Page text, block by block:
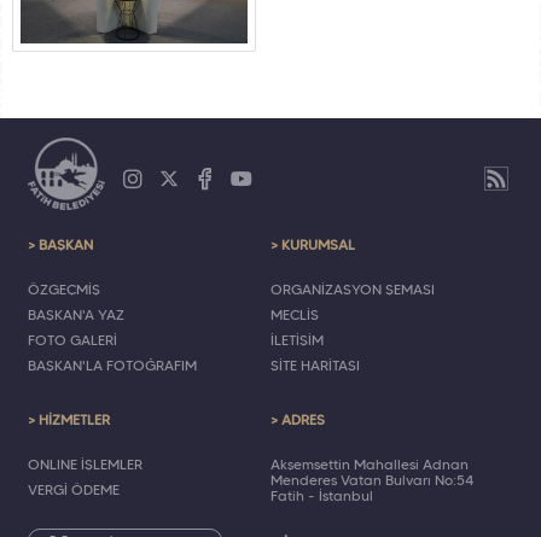
> BAŞKAN
ÖZGEÇMİŞ
BAŞKAN'A YAZ
FOTO GALERİ
BAŞKAN'LA FOTOĞRAFIM
> KURUMSAL
ORGANİZASYON ŞEMASI
MECLİS
İLETİŞİM
SİTE HARİTASI
> HİZMETLER
ONLINE İŞLEMLER
VERGİ ÖDEME
> ADRES
Akşemsettin Mahallesi Adnan
Menderes Vatan Bulvarı No:54
Fatih - İstanbul